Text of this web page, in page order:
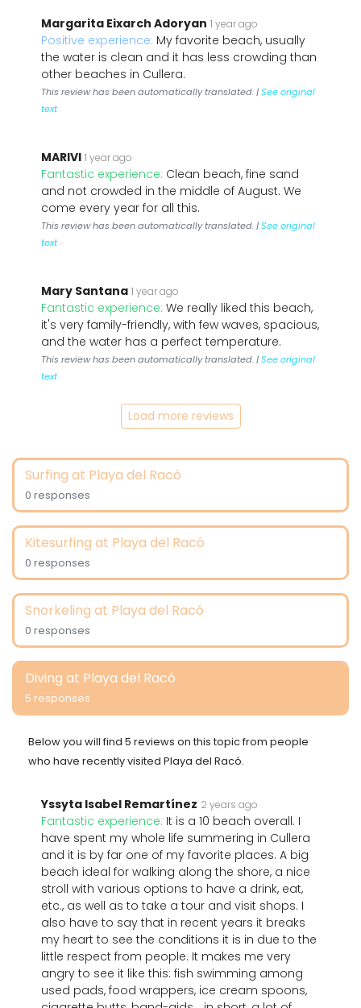
Margarita Eixarch Adoryan 1 year ago
Positive experience: My favorite beach, usually
the water is clean and it has less crowding than
other beaches in Cullera.
This review has been automatically translated. |See original
text
MARIVI 1 year ago
Fantastic experience: Clean beach, fine sand
and not crowded in the middle of August. We
come every year for all this.
This review has been automatically translated. |See original
text
Mary Santana 1 year ago
Fantastic experience: We really liked this beach,
it's very family-friendly, with few waves, spacious,
and the water has a perfect temperature.
This review has been automatically translated. |See original
text
Load more reviews
Surfing at Playa del Racó
0 responses
Kitesurfing at Playa del Racó
0 responses
Snorkeling at Playa del Racó
0 responses
Diving at Playa del Racó
5 responses
Below you will find 5 reviews on this topic from people
who have recently visited Playa del Racó.
Yssyta Isabel Remartínez 2 years ago
Fantastic experience: It is a 10 beach overall. I
have spent my whole life summering in Cullera
and it is by far one of my favorite places. A big
beach ideal for walking along the shore, a nice
stroll with various options to have a drink, eat,
etc., as well as to take a tour and visit shops. I
also have to say that in recent years it breaks
my heart to see the conditions it is in due to the
little respect from people. It makes me very
angry to see it like this: fish swimming among
used pads, food wrappers, ice cream spoons,